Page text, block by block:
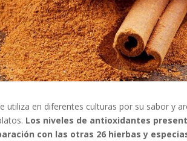
utiliza en diferentes culturas por su sabor y
Los niveles de antioxidantes
con las otras 26 hierbas y